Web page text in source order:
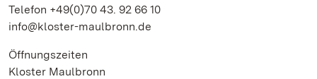
Telefon +49(0)70 43. 92 66 10
info@kloster-maulbronn.de
Öffnungszeiten
Kloster Maulbronn